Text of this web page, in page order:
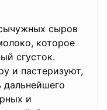
сыров
которое
сгусток.
и пастеризуют,
и